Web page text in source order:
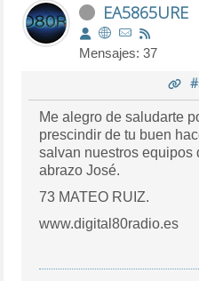
EA5865URE
Mensajes: 37
Me alegro de saludarte
prescindir de tu buen
salvan nuestros equipos
abrazo José.
73 MATEO RUIZ.
www.digital80radio.es